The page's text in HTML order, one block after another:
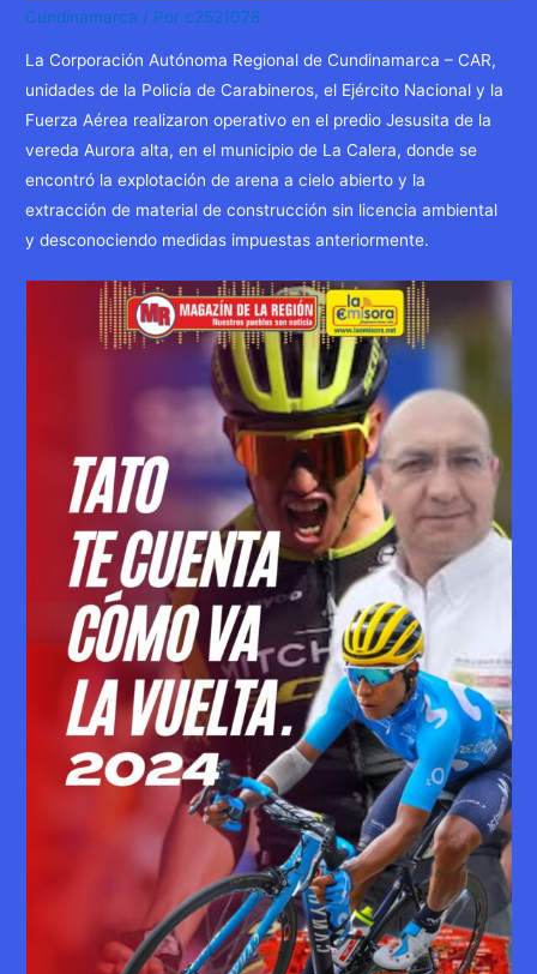
Cundinamarca / Por c2521078
La Corporación Autónoma Regional de Cundinamarca – CAR,
unidades de la Policía de Carabineros, el Ejército Nacional y la
Fuerza Aérea realizaron operativo en el predio Jesusita de la
vereda Aurora alta, en el municipio de La Calera, donde se
encontró la explotación de arena a cielo abierto y la
extracción de material de construcción sin licencia ambiental
y desconociendo medidas impuestas anteriormente.